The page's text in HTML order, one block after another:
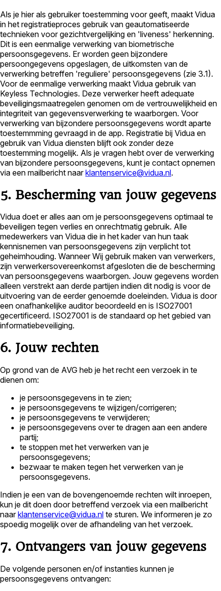
Als je hier als gebruiker toestemming voor geeft, maakt Vidua
in het registratieproces gebruik van geautomatiseerde
technieken voor gezichtvergelijking en 'liveness' herkenning.
Dit is een eenmalige verwerking van biometrische
persoonsgegevens. Er worden geen bijzondere
persoongegevens opgeslagen, de uitkomsten van de
verwerking betreffen 'reguliere' persoonsgegevens (zie 3.1).
Voor de eenmalige verwerking maakt Vidua gebruik van
Keyless Technologies. Deze verwerker heeft adequate
beveiligingsmaatregelen genomen om de vertrouwelijkheid en
integriteit van gegevensverwerking te waarborgen. Voor
verwerking van bijzondere persoonsgegevens wordt aparte
toestemmming gevraagd in de app. Registratie bij Vidua en
gebruik van Vidua diensten blijft ook zonder deze
toestemming mogelijk. Als je vragen hebt over de verwerking
van bijzondere persoonsgegevens, kunt je contact opnemen
via een mailbericht naarklantenservice@vidua.nl.
5. Bescherming van jouw gegevens
Vidua doet er alles aan om je persoonsgegevens optimaal te
beveiligen tegen verlies en onrechtmatig gebruik. Alle
medewerkers van Vidua die in het kader van hun taak
kennisnemen van persoonsgegevens zijn verplicht tot
geheimhouding. Wanneer Wij gebruik maken van verwerkers,
zijn verwerkersovereenkomst afgesloten die de bescherming
van persoonsgegevens waarborgen. Jouw gegevens worden
alleen verstrekt aan derde partijen indien dit nodig is voor de
uitvoering van de eerder genoemde doeleinden. Vidua is door
een onafhankelijke auditor beoordeeld en is ISO27001
gecertificeerd. ISO27001 is de standaard op het gebied van
informatiebeveiliging.
6. Jouw rechten
Op grond van de AVG heb je het recht een verzoek in te
dienen om:
je persoonsgegevens in te zien;
je persoonsgegevens te wijzigen/corrigeren;
je persoonsgegevens te verwijderen;
je persoonsgegevens over te dragen aan een andere
partij;
te stoppen met het verwerken van je
persoonsgegevens;
bezwaar te maken tegen het verwerken van je
persoonsgegevens.
Indien je een van de bovengenoemde rechten wilt inroepen,
kun je dit doen door betreffend verzoek via een mailbericht
naarklantenservice@vidua.nl te sturen. We informeren je zo
spoedig mogelijk over de afhandeling van het verzoek.
7. Ontvangers van jouw gegevens
De volgende personen en/of instanties kunnen je
persoonsgegevens ontvangen: